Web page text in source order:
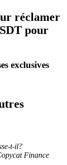
réclamer
pour
exclusives
t-il?
Finance